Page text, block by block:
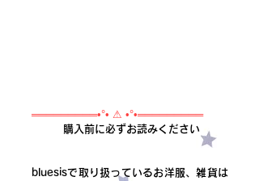
═════════•°• ⚠ •°•═════════
購入前に必ずお読みください
bluesisで取り扱っているお洋服、雑貨は